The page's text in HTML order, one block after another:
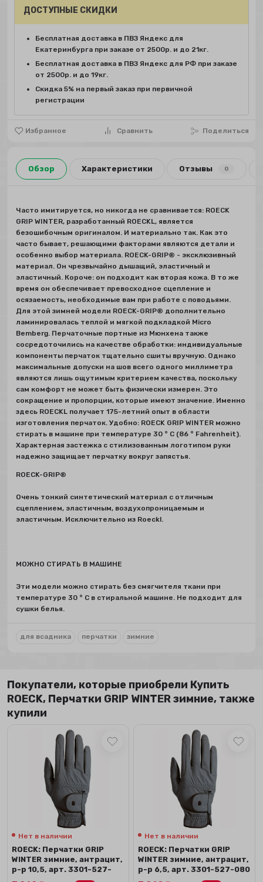
Избранное Сравнить Поделиться
ДОСТУПНЫЕ СКИДКИ
Бесплатная доставка в ПВЗ Яндекс для
Екатеринбурга при заказе от 2500р. и до 21кг.
Бесплатная доставка в ПВЗ Яндекс для РФ при заказе
от 2500р. и до 19кг.
Скидка 5% на первый заказ при первичной
регистрации
Обзор Характеристики Отзывы 0
Часто имитируется, но никогда не сравнивается: ROECK
GRIP WINTER, разработанный ROECKL, является
безошибочным оригиналом. И материально так. Как это
часто бывает, решающими факторами являются детали и
особенно выбор материала. ROECK-GRIP® - эксклюзивный
материал. Он чрезвычайно дышащий, эластичный и
эластичный. Короче: он подходит как вторая кожа. В то же
время он обеспечивает превосходное сцепление и
осязаемость, необходимые вам при работе с поводьями.
Для этой зимней модели ROECK-GRIP® дополнительно
ламинировалась теплой и мягкой подкладкой Micro
Bemberg. Перчаточные портные из Мюнхена также
сосредоточились на качестве обработки: индивидуальные
компоненты перчаток тщательно сшиты вручную. Однако
максимальные допуски на шов всего одного миллиметра
являются лишь ощутимым критерием качества, поскольку
сам комфорт не может быть физически измерен. Это
сокращение и пропорции, которые имеют значение. Именно
здесь ROECKL получает 175-летний опыт в области
изготовления перчаток. Удобно: ROECK GRIP WINTER можно
стирать в машине при температуре 30 ° C (86 ° Fahrenheit).
Характерная застежка с стилизованным логотипом руки
надежно защищает перчатку вокруг запястья.
ROECK-GRIP®
Очень тонкий синтетический материал с отличным
сцеплением, эластичным, воздухопроницаемым и
эластичным. Исключительно из Roeckl.
МОЖНО СТИРАТЬ В МАШИНЕ
Эти модели можно стирать без смягчителя ткани при
температуре 30 ° C в стиральной машине. Не подходит для
сушки белья.
для всадника перчатки зимние
Покупатели, которые приобрели Купить
ROECK, Перчатки GRIP WINTER зимние, также
купили
Нет в наличии
ROECK: Перчатки GRIP
WINTER зимние, антрацит,
р-р 10,5, арт. 3301-527-
Нет в наличии
ROECK: Перчатки GRIP
WINTER зимние, антрацит,
р-р 6,5, арт. 3301-527-080